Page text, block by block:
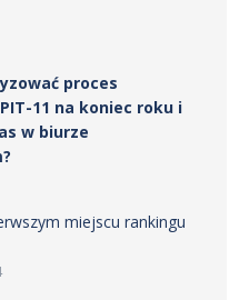
proces
11 na koniec roku i
w biurze
miejscu rankingu